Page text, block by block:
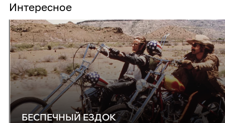
Интересное
БЕСПЕЧНЫЙ ЕЗДОК